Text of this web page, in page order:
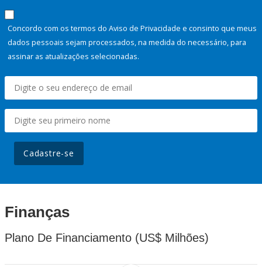
Concordo com os termos do Aviso de Privacidade e consinto que meus
dados pessoais sejam processados, na medida do necessário, para
assinar as atualizações selecionadas.
Cadastre-se
Finanças
Plano De Financiamento (US$ Milhões)